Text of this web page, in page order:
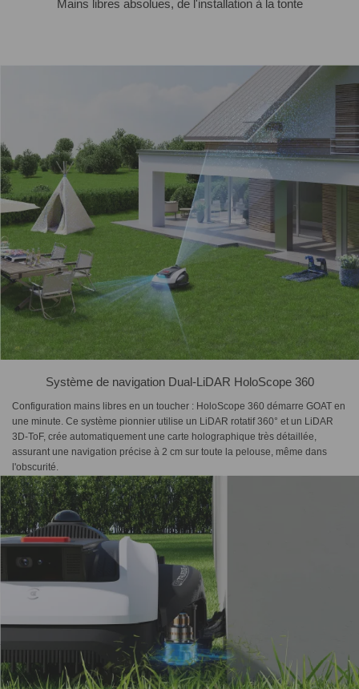
Mains libres absolues, de l'installation à la tonte
Système de navigation Dual-LiDAR HoloScope 360
Configuration mains libres en un toucher : HoloScope 360 démarre GOAT en
une minute. Ce système pionnier utilise un LiDAR rotatif 360° et un LiDAR
3D-ToF, crée automatiquement une carte holographique très détaillée,
assurant une navigation précise à 2 cm sur toute la pelouse, même dans
l'obscurité.